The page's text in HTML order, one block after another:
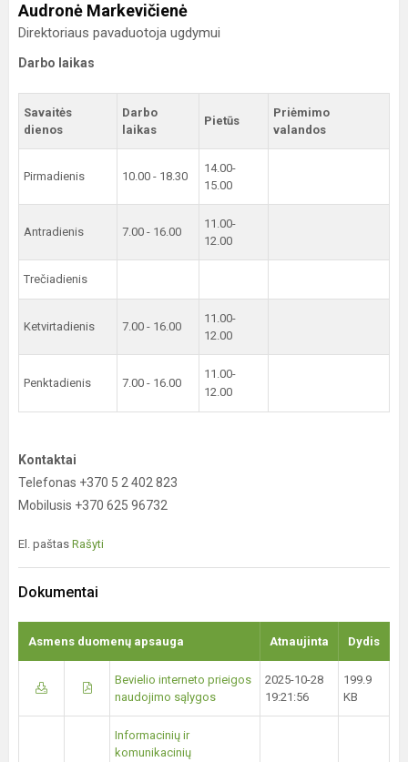
Audronė Markevičienė
Direktoriaus pavaduotoja ugdymui
Darbo laikas
Savaitės
dienos
Darbo
laikas
Pietūs
Priėmimo
valandos
Pirmadienis 10.00 - 18.30
14.00-
15.00
Antradienis 7.00 - 16.00
11.00-
12.00
Trečiadienis
Ketvirtadienis 7.00 - 16.00
11.00-
12.00
Penktadienis 7.00 - 16.00
11.00-
12.00
Kontaktai
Telefonas +370 5 2 402 823
Mobilusis +370 625 96732
El. paštas Rašyti
Dokumentai
Asmens duomenų apsauga Atnaujinta Dydis
Bevielio interneto prieigos
naudojimo sąlygos
2025-10-28
19:21:56
199.9
KB
Informacinių ir
komunikacinių